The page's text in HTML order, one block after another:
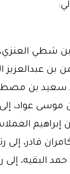
بن شطي
بن
بن
موسى عواد،
بن إبراهيم
كامران قادر،
حمد البقيه،